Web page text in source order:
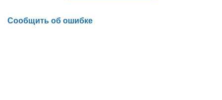
Сообщить об ошибке